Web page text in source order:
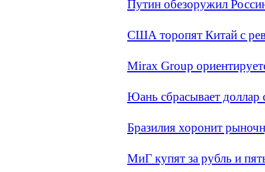
Путин обезоружил
США торопят Китай с
Mirax Group
Юань сбрасывает доллар
Бразилия хоронит
МиГ купят за рубль и